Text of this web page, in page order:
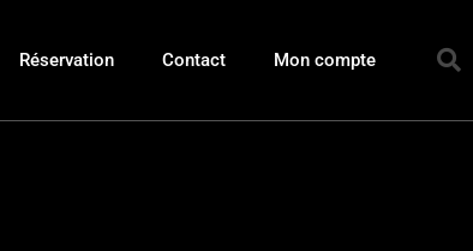
Réservation Contact Mon compte